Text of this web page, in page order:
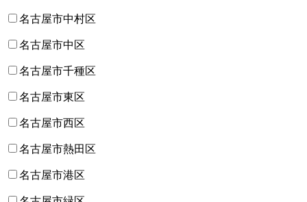
名古屋市中村区
名古屋市中区
名古屋市千種区
名古屋市東区
名古屋市西区
名古屋市熱田区
名古屋市港区